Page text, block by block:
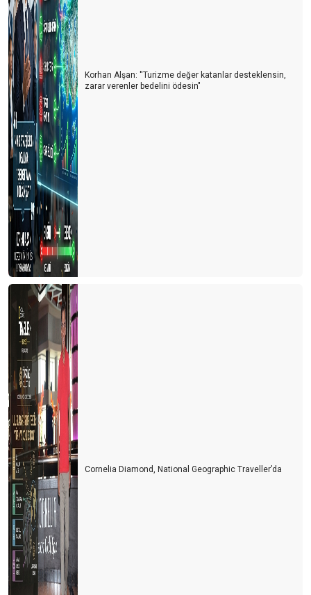
Korhan Alşan: ''Turizme değer katanlar desteklensin,
zarar verenler bedelini ödesin"
Cornelia Diamond, National Geographic Traveller’da